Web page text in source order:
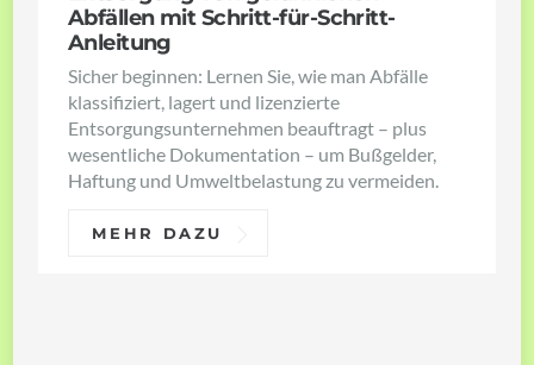
Abfällen mit Schritt-für-Schritt-
Anleitung
Sicher beginnen: Lernen Sie, wie man Abfälle
klassifiziert, lagert und lizenzierte
Entsorgungsunternehmen beauftragt – plus
wesentliche Dokumentation – um Bußgelder,
Haftung und Umweltbelastung zu vermeiden.
MEHR DAZU